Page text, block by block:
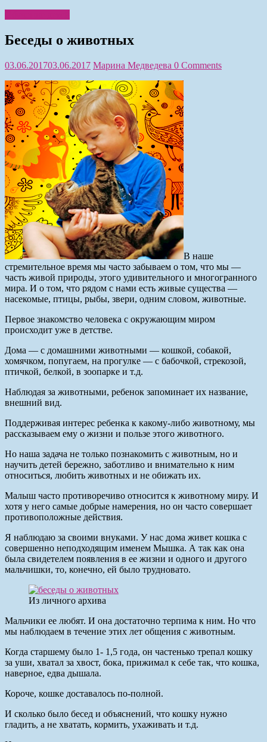
Беседы о животных
03.06.201703.06.2017 Марина Медведева 0 Comments
В наше
стремительное время мы часто забываем о том, что мы —
часть живой природы, этого удивительного и многогранного
мира. И о том, что рядом с нами есть живые существа —
насекомые, птицы, рыбы, звери, одним словом, животные.
Первое знакомство человека с окружающим миром
происходит уже в дет­стве.
Дома — с домашними животными — кошкой, собакой,
хомячком, попугаем, на прогулке — с бабочкой, стрекозой,
птичкой, белкой, в зоопарке и т.д.
Наблюдая за животными, ребенок запоминает их название,
внешний вид.
Поддерживая интерес ребенка к какому-либо животному, мы
рассказываем ему о жизни и пользе этого животного.
Но наша задача не только познакомить с животным, но и
научить детей бережно, заботливо и внимательно к ним
относиться, любить животных и не обижать их.
Малыш часто противоречиво относится к животному миру. И
хотя у него самые добрые намерения, но он часто совершает
противоположные действия.
Я наблюдаю за своими внуками. У нас дома живет кошка с
совершенно неподходящим именем Мышка. А так как она
была свидетелем появления в ее жизни и одного и другого
мальчишки, то, конечно, ей было трудновато.
Из личного архива
Мальчики ее любят. И она достаточно терпима к ним. Но что
мы наблюдаем в течение этих лет общения с животным.
Когда старшему было 1- 1,5 года, он частенько трепал кошку
за уши, хватал за хвост, бока, прижимал к себе так, что кошка,
наверное, едва дышала.
Короче, кошке доставалось по-полной.
И сколько было бесед и объяснений, что кошку нужно
гладить, а не хватать, кормить, ухаживать и т.д.